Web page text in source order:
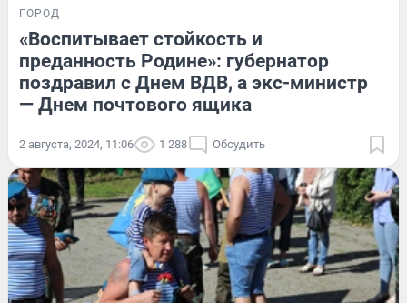
ГОРОД
«Воспитывает стойкость и
преданность Родине»: губернатор
поздравил с Днем ВДВ, а экс-министр
— Днем почтового ящика
2 августа, 2024, 11:06 1 288 Обсудить